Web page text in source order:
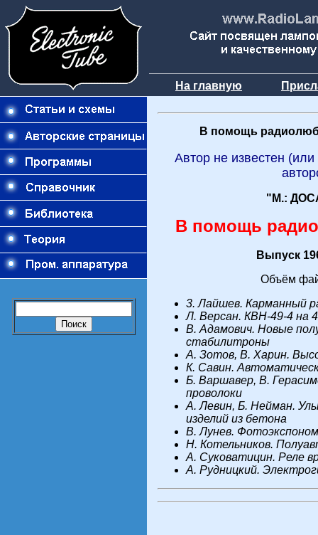
На главную
В помощь
Автор не известен
"М.:
В помощь
Выпуск
Объём
3. Лайшев. Карманный
Л. Версан. КВН-49-4 на
В. Адамович. Новые
стабилитроны
А. Зотов, В. Харин.
К. Савин.
Б. Варшавер, В.
проволоки
A. Левин, Б. Нейман.
изделий из бетона
B. Лунев.
Н. Котельников.
А. Суковатицин. Реле
А. Рудницкий.